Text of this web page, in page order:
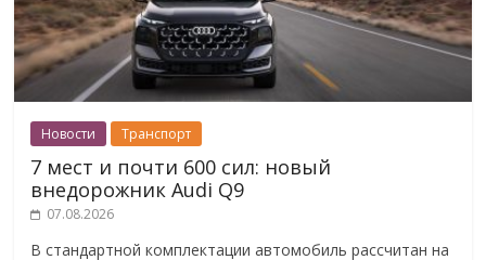
Новости Транспорт
7 мест и почти 600 сил: новый
внедорожник Audi Q9
07.08.2026
В стандартной комплектации автомобиль рассчитан на